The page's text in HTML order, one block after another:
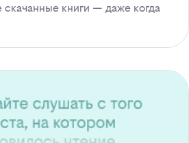
скачанные книги — даже когда